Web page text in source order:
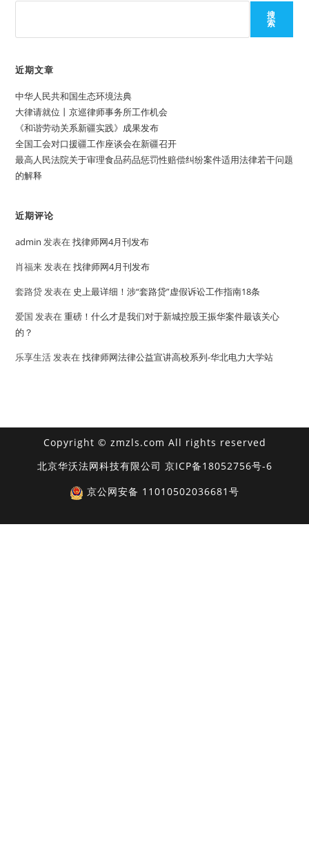
搜
索
近期文章
中华人民共和国生态环境法典
大律请就位丨京巡律师事务所工作机会
《和谐劳动关系新疆实践》成果发布
全国工会对口援疆工作座谈会在新疆召开
最高人民法院关于审理食品药品惩罚性赔偿纠纷案件适用法律若干问题
的解释
近期评论
admin 发表在找律师网4月刊发布
肖福来发表在找律师网4月刊发布
套路贷发表在 史上最详细！涉“套路贷”虚假诉讼工作指南18条
爱国 发表在重磅！什么才是我们对于新城控股王振华案件最该关心
的？
乐享生活发表在找律师网法律公益宣讲高校系列-华北电力大学站
Copyright © zmzls.com All rights reserved
北京华沃法网科技有限公司 京ICP备18052756号-6
京公网安备 11010502036681号